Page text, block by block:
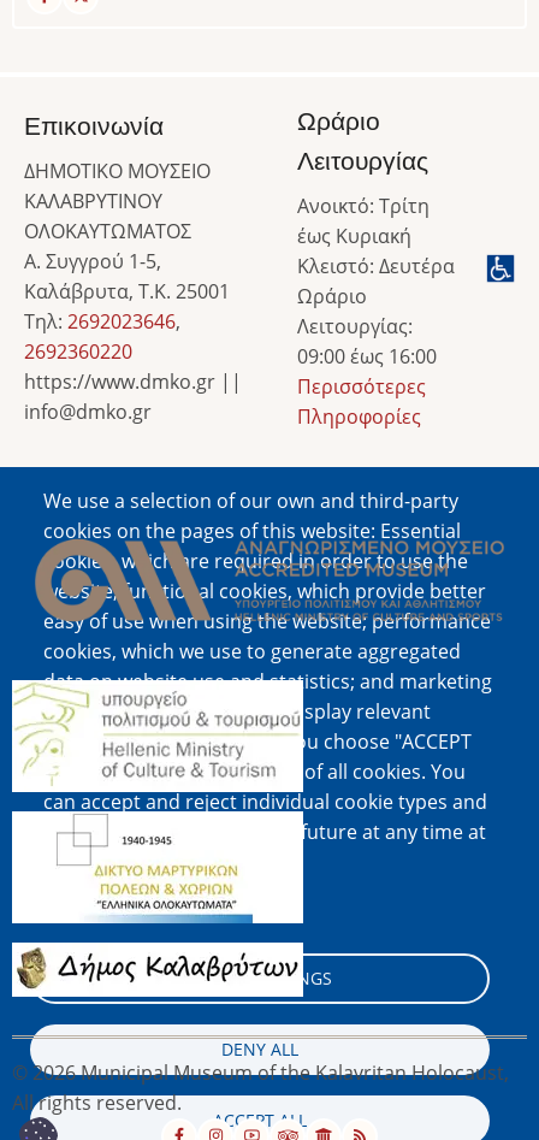
We use a selection of our own and third-party
cookies on the pages of this website: Essential
cookies, which are required in order to use the
website; functional cookies, which provide better
easy of use when using the website; performance
cookies, which we use to generate aggregated
data on website use and statistics; and marketing
cookies, which are used to display relevant
content and advertising. If you choose "ACCEPT
ALL", you consent to the use of all cookies. You
can accept and reject individual cookie types and
revoke your consent for the future at any time at
"Settings".
Cookie documentation
COOKIE SETTINGS
DENY ALL
ACCEPT ALL
Επικοινωνία
ΔΗΜΟΤΙΚΟ ΜΟΥΣΕΙΟ
ΚΑΛΑΒΡΥΤΙΝΟΥ
ΟΛΟΚΑΥΤΩΜΑΤΟΣ
Α. Συγγρού 1-5,
Καλάβρυτα, Τ.Κ. 25001
Τηλ: 2692023646,
2692360220
https://www.dmko.gr ||
info@dmko.gr
Ωράριο
Λειτουργίας
Ανοικτό: Τρίτη
έως Κυριακή
Κλειστό: Δευτέρα
Ωράριο
Λειτουργίας:
09:00 έως 16:00
Περισσότερες
Πληροφορίες
Image
Image
Image
Image
© 2026 Municipal Museum of the Kalavritan Holocaust,
All rights reserved.